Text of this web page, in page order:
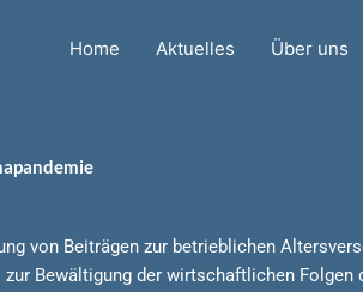
Home Aktuelles Über uns
von Beiträgen zur betrieblichen
zur Bewältigung der wirtschaftlichen Folgen